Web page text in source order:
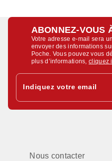
ABONNEZ-VOUS
Votre adresse e-mail sera
envoyer des informations
Poche. Vous pouvez vous
plus d’informations,cliquez
Indiquez votre email
Nous contacter